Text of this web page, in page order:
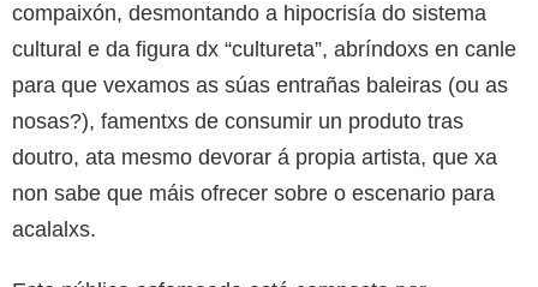
compaixón, desmontando a hipocrisía do sistema
cultural e da figura dx “cultureta”, abríndoxs en canle
para que vexamos as súas entrañas baleiras (ou as
nosas?), famentxs de consumir un produto tras
doutro, ata mesmo devorar á propia artista, que xa
non sabe que máis ofrecer sobre o escenario para
acalalxs.